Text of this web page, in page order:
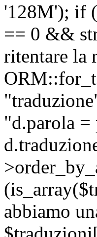
'128M'); if
== 0 &&
ritentare la
"d.parola
abbiamo